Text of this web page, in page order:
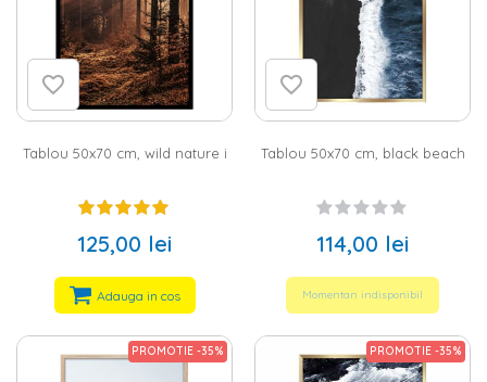
Tablou 50x70 cm, wild nature i
125,00 lei
Adauga in cos
Tablou 50x70 cm, black beach
114,00 lei
Momentan indisponibil
PROMOTIE -35% PROMOTIE -35%